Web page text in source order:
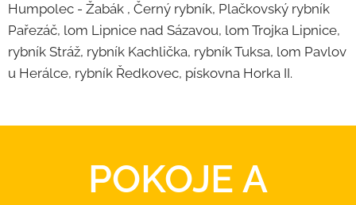
Humpolec - Žabák , Černý rybník, Plačkovský rybník
Pařezáč, lom Lipnice nad Sázavou, lom Trojka Lipnice,
rybník Stráž, rybník Kachlička, rybník Tuksa, lom Pavlov
u Herálce, rybník Ředkovec, pískovna Horka II.
POKOJE A